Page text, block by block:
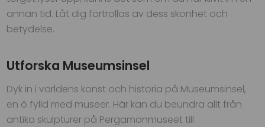
annan tid. Låt dig förtrollas av dess skönhet och
betydelse.
Utforska Museumsinsel
Dyk in i världens konst och historia på Museumsinsel,
en ö fylld med museer. Här kan du beundra allt från
antika skulpturer på Pergamonmuseet till